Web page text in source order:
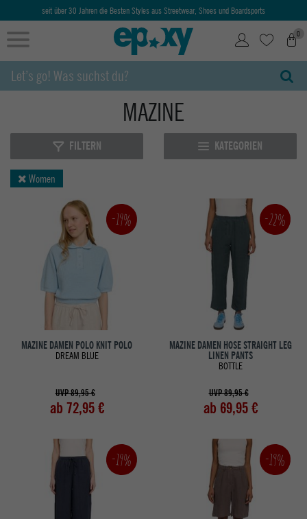
seit über 30 Jahren die Besten Styles aus Streetwear, Shoes und Boardsports
0
MAZINE
FILTERN KATEGORIEN
Women
-19%
MAZINE DAMEN POLO KNIT POLO
DREAM BLUE
UVP 89,95 €
ab 72,95 €
-22%
MAZINE DAMEN HOSE STRAIGHT LEG
LINEN PANTS
BOTTLE
UVP 89,95 €
ab 69,95 €
-19% -19%